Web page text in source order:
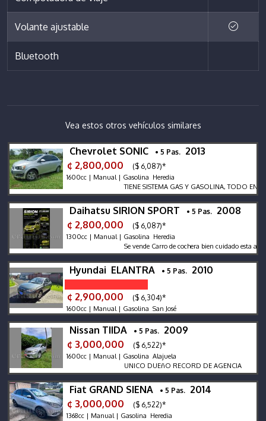
Volante ajustable
Bluetooth
Vea estos otros vehículos similares
Chevrolet SONIC • 5 Pas. 2013
¢ 2,800,000
($ 6,087)*
1600cc | Manual | Gasolina Heredia
TIENE SISTEMA GAS Y GASOLINA, TODO EN
Daihatsu SIRION SPORT • 5 Pas. 2008
¢ 2,800,000
($ 6,087)*
1300cc | Manual | Gasolina Heredia
Se vende Carro de cochera bien cuidado esta al día
Hyundai ELANTRA • 5 Pas. 2010
¢ 2,900,000 ($ 6,304)*
1600cc | Manual | Gasolina San José
Nissan TIIDA • 5 Pas. 2009
¢ 3,000,000
($ 6,522)*
1600cc | Manual | Gasolina Alajuela
UNICO DUEñO RECORD DE AGENCIA
Fiat GRAND SIENA • 5 Pas. 2014
¢ 3,000,000
($ 6,522)*
1368cc | Manual | Gasolina Heredia